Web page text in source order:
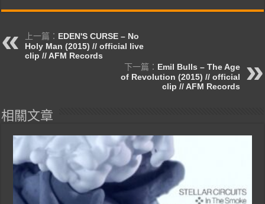
上一篇： EDEN'S CURSE – No
Holy Man (2015) // official live
clip // AFM Records
下一篇： Emil Bulls – The Age
of Revolution (2015) // official
clip // AFM Records
相關文章